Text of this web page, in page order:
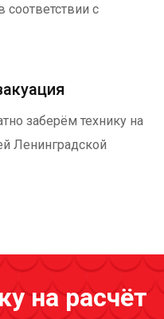
соответствии с
заберём технику на
Ленинградской
на расчёт